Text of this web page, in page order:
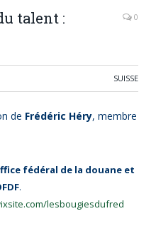
talent :
0
SUISSE
de Frédéric Héry, membre
fédéral de la douane et
.
lesbougiesdufred